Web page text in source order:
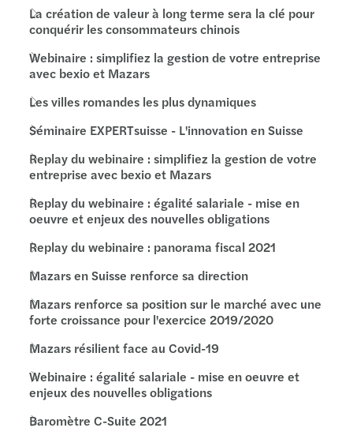
La création de valeur à long terme sera la clé pour
conquérir les consommateurs chinois
Webinaire : simplifiez la gestion de votre entreprise
avec bexio et Mazars
Les villes romandes les plus dynamiques
Séminaire EXPERTsuisse - L'innovation en Suisse
Replay du webinaire : simplifiez la gestion de votre
entreprise avec bexio et Mazars
Replay du webinaire : égalité salariale - mise en
oeuvre et enjeux des nouvelles obligations
Replay du webinaire : panorama fiscal 2021
Mazars en Suisse renforce sa direction
Mazars renforce sa position sur le marché avec une
forte croissance pour l'exercice 2019/2020
Mazars résilient face au Covid-19
Webinaire : égalité salariale - mise en oeuvre et
enjeux des nouvelles obligations
Baromètre C-Suite 2021